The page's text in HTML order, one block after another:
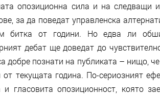
опозиционна сила и на следващи
за да поведат управленска
битка от години. Но едва ли
дебат ще доведат до
добре познати на публиката – нищо,
от текущата година. По-сериозният
и гласовита опозиционност, която